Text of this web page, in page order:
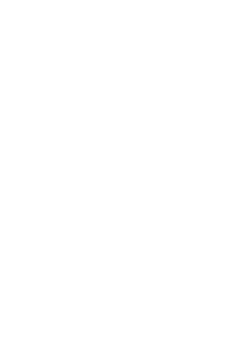
Rozsah a kvalita uvedených